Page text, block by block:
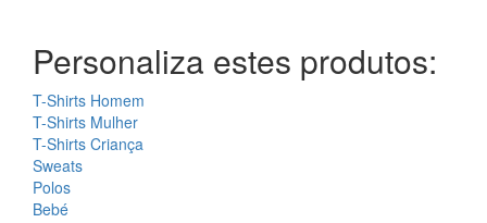
Personaliza estes produtos:
T-Shirts Homem
T-Shirts Mulher
T-Shirts Criança
Sweats
Polos
Bebé